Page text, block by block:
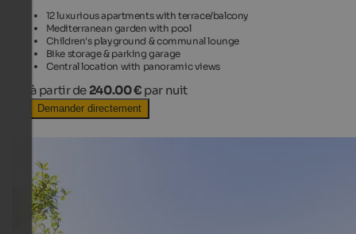
12 luxurious apartments with terrace/balcony
Mediterranean garden with pool
Children's playground & communal lounge
Bike storage & parking garage
Central location with panoramic views
à partir de 240.00 € par nuit
Demander directement